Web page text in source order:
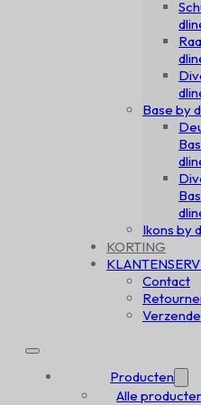
Base by
Ikons by
KORTING
Contact
Producten
Alle